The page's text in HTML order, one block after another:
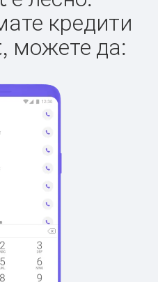
кредити
можете да: